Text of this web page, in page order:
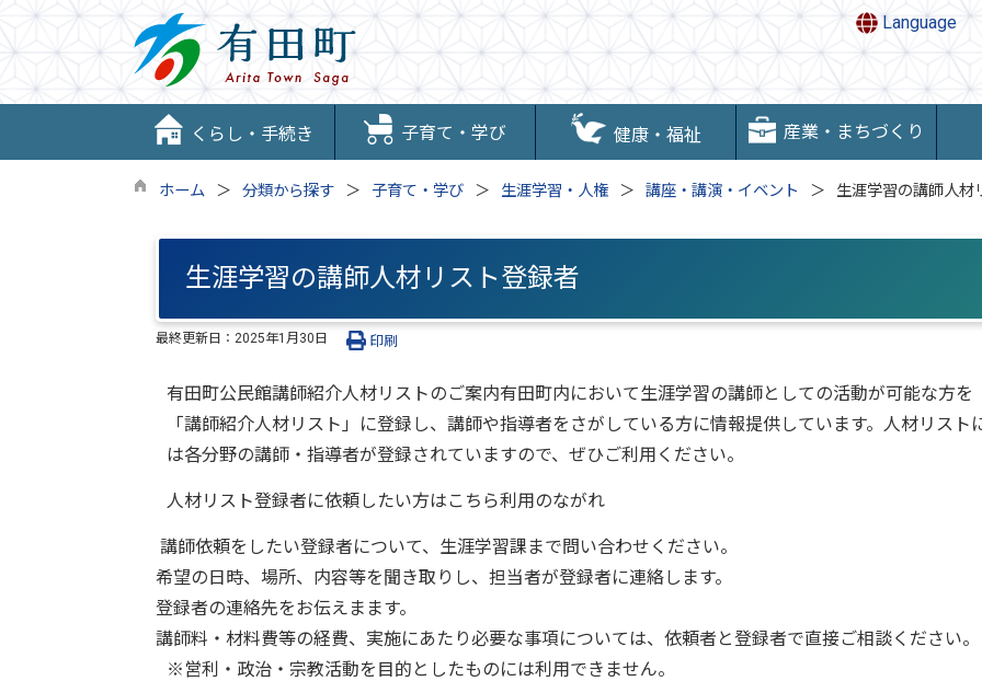
Language
くらし・手続き 子育て・学び 健康・福祉 産業・まちづくり
ホーム 分類から探す 子育て・学び 生涯学習・人権 講座・講演・イベント 生涯学習の講師人材
生涯学習の講師人材リスト登録者
最終更新日： 2025年1月30日 印刷
有田町公民館講師紹介人材リストのご案内有田町内において生涯学習の講師としての活動が可能な方を
「講師紹介人材リスト」に登録し、講師や指導者をさがしている方に情報提供しています。人材リスト
は各分野の講師・指導者が登録されていますので、ぜひご利用ください。
人材リスト登録者に依頼したい方はこちら利用のながれ
講師依頼をしたい登録者について、生涯学習課まで問い合わせください。
希望の日時、場所、内容等を聞き取りし、担当者が登録者に連絡します。
登録者の連絡先をお伝えまます。
講師料・材料費等の経費、実施にあたり必要な事項については、依頼者と登録者で直接ご相談ください。
※営利・政治・宗教活動を目的としたものには利用できません。